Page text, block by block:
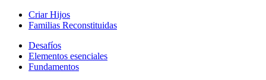
Criar Hijos
Familias Reconstituidas
Desafíos
Elementos esenciales
Fundamentos